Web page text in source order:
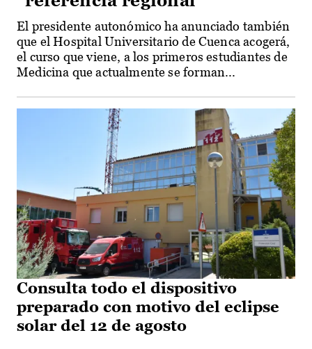
El presidente autonómico ha anunciado también
que el Hospital Universitario de Cuenca acogerá,
el curso que viene, a los primeros estudiantes de
Medicina que actualmente se forman...
Consulta todo el dispositivo
preparado con motivo del eclipse
solar del 12 de agosto